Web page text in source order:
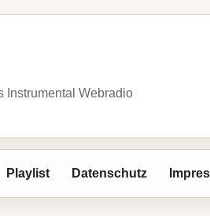
Instrumental Webradio
Playlist Datenschutz